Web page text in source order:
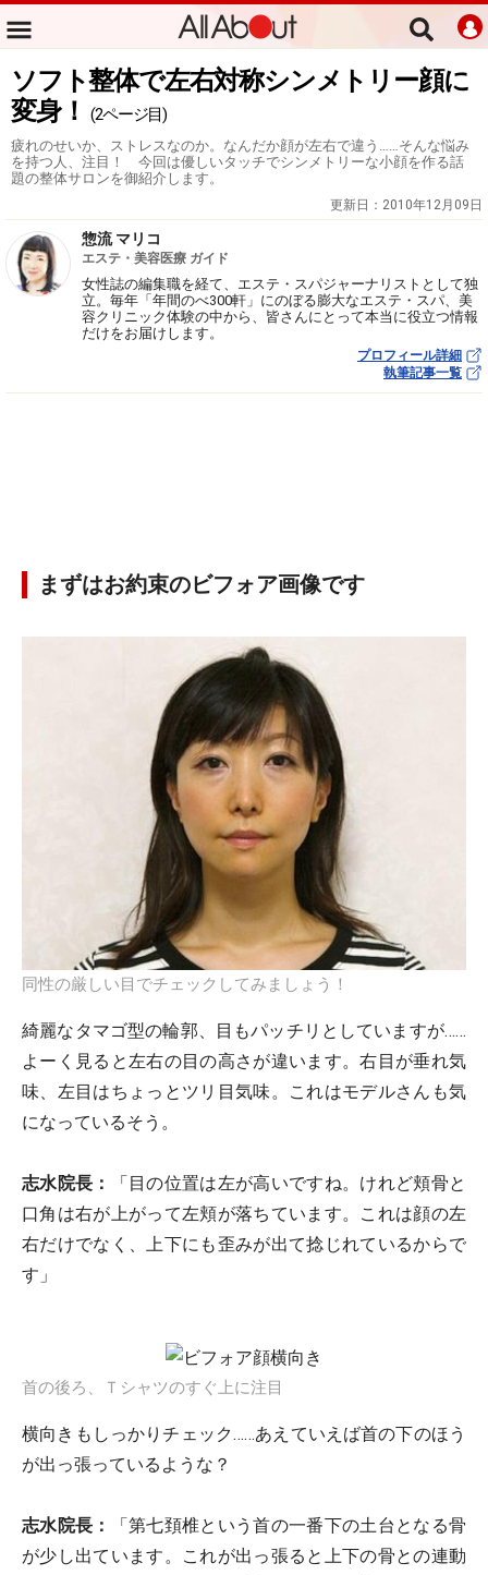
ソフト整体で左右対称シンメトリー顔に
変身！
(2ページ目)
疲れのせいか、ストレスなのか。なんだか顔が左右で違う……そんな悩み
を持つ人、注目！ 今回は優しいタッチでシンメトリーな小顔を作る話
題の整体サロンを御紹介します。
更新日： 2010年12月09日
惣流 マリコ
エステ・美容医療 ガイド
女性誌の編集職を経て、エステ・スパジャーナリストとして独
立。毎年「年間のべ300軒」にのぼる膨大なエステ・スパ、美
容クリニック体験の中から、皆さんにとって本当に役立つ情報
だけをお届けします。
プロフィール詳細
執筆記事一覧
まずはお約束のビフォア画像です
同性の厳しい目でチェックしてみましょう！
綺麗なタマゴ型の輪郭、目もパッチリとしていますが……
よーく見ると左右の目の高さが違います。右目が垂れ気
味、左目はちょっとツリ目気味。これはモデルさんも気
になっているそう。
志水院長：
「目の位置は左が高いですね。けれど頬骨と
口角は右が上がって左頬が落ちています。これは顔の左
右だけでなく、上下にも歪みが出て捻じれているからで
す」
首の後ろ、Ｔシャツのすぐ上に注目
横向きもしっかりチェック……あえていえば首の下のほう
が出っ張っているような？
志水院長：
「第七頚椎という首の一番下の土台となる骨
が少し出ています。これが出っ張ると上下の骨との連動